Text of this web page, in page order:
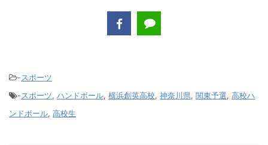
-スポーツ
-スポーツ, ハンドボール, 横浜創英高校, 神奈川県, 関東予選, 高校ハ
ンドボール, 高校生